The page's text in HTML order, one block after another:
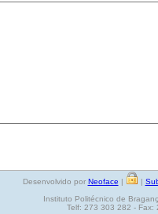
Desenvolvido por Neoface | |
Instituto Politécnico de
Telf: 273 303 282 - Fax: